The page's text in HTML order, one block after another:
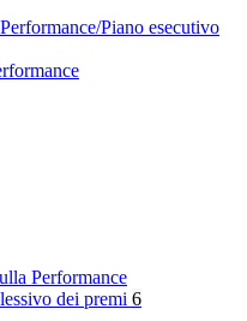
Piano esecutivo
Performance
dei premi 6